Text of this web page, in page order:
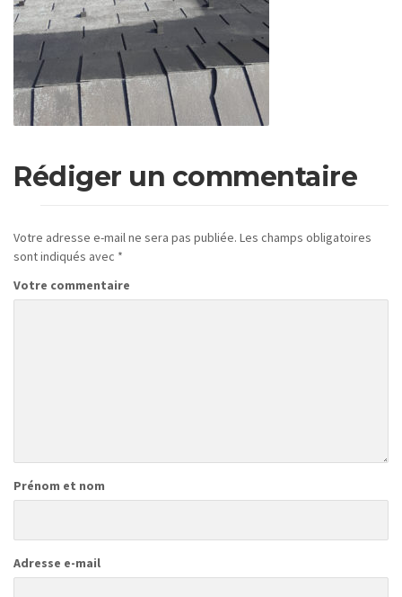
Rédiger un commentaire
Votre adresse e-mail ne sera pas publiée. Les champs obligatoires
sont indiqués avec *
Votre commentaire
Prénom et nom
Adresse e-mail